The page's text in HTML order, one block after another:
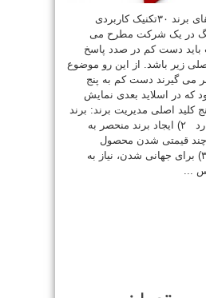
استراتژی های ارتقای برند ۳۰تکنیک کاربردی
در یک شرکت مطرح می
باید دست کم در صدد پاسخ
زیر باشد. از این رو موضوع
می گیرند دست کم به پنج
که در اسلاید بعدی نمایش
اصلی مدیریت برند: برند
ارزش استراتژیک دارد ۲) ایجاد برند منحصر به
چند قیمتی شدن محصول
جلوگیری می کند. ۳) برای جهانی شدن، نیاز به
...